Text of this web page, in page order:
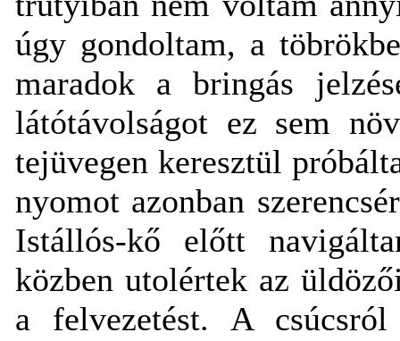
úgy gondoltam, a
maradok a bringás
látótávolságot ez sem
tejüvegen keresztül
nyomot azonban
Istállós-kő előtt
közben utolértek az
a felvezetést. A